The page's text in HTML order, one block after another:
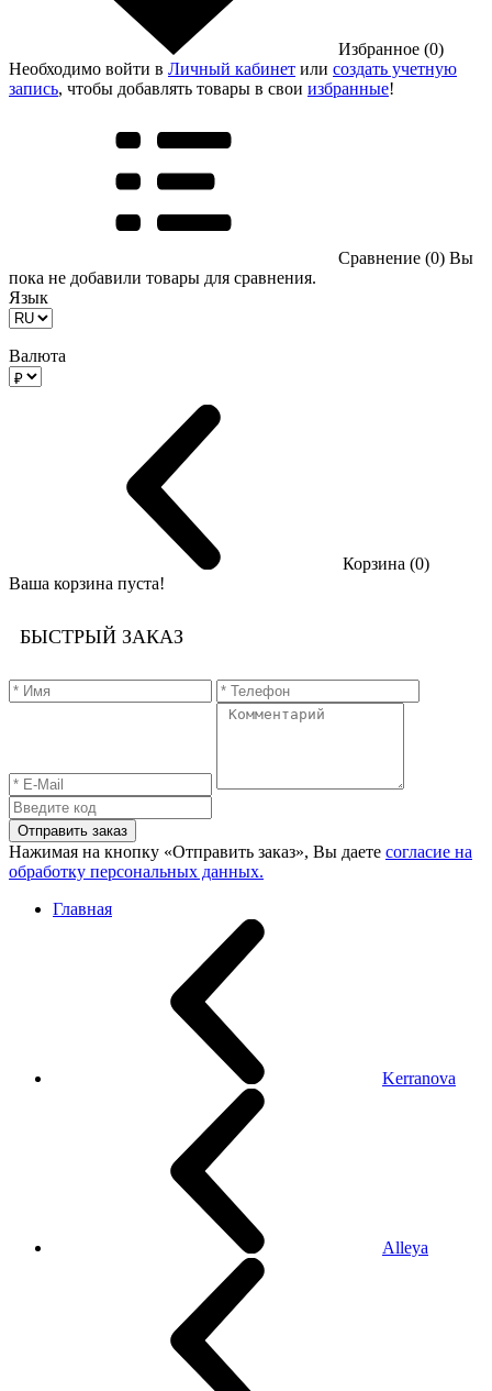
Избранное (0)
Необходимо войти в Личный кабинет или создать учетную
запись, чтобы добавлять товары в свои избранные!
Сравнение (0) Вы
пока не добавили товары для сравнения.
Язык
Валюта
Корзина (0)
Ваша корзина пуста!
БЫСТРЫЙ ЗАКАЗ
Отправить заказ
Нажимая на кнопку «Отправить заказ», Вы даете согласие на
обработку персональных данных.
Главная
Kerranova
Alleya